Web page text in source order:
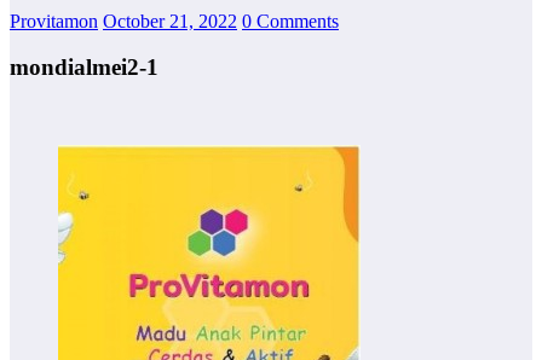
Provitamon October 21, 2022 0 Comments
mondialmei2-1